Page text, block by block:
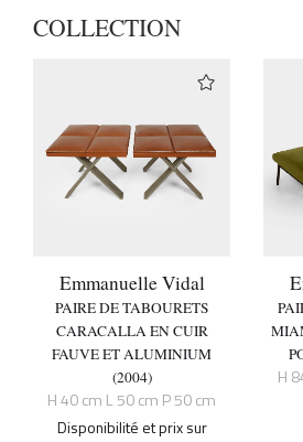
COLLECTION
Emmanuelle Vidal
PAIRE DE TABOURETS
CARACALLA EN CUIR
FAUVE ET ALUMINIUM
(2004)
H 40 cm L 50 cm P 50 cm
Disponibilité et prix sur
H